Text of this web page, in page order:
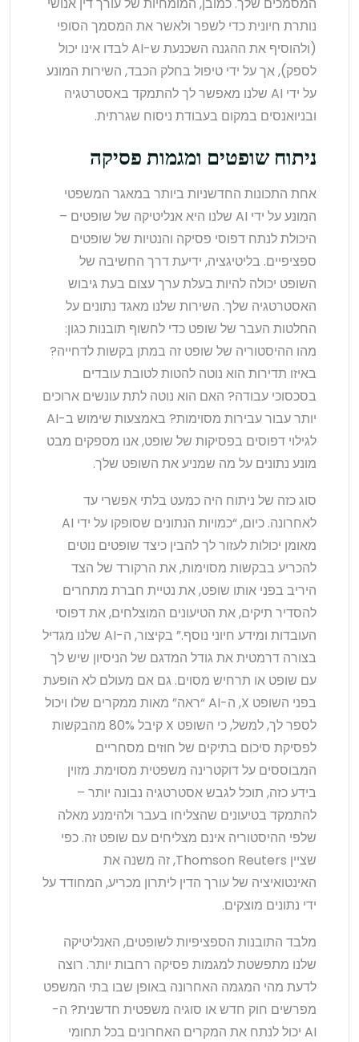
נותרת חיונית כדי לשפר ולאשר את המסמך הסופי
(ולהוסיף את ההגנה השכנעת ש-AI לבדו אינו יכול
לספק), אך על ידי טיפול בחלק הכבד, השירות המונע
על ידי AI שלנו מאפשר לך להתמקד באסטרטגיה
ובניואנסים במקום בעבודת ניסוח שגרתית.
ניתוח שופטים ומגמות פסיקה
אחת התכונות החדשניות ביותר במאגר המשפטי
המונע על ידי AI שלנו היא אנליטיקה של שופטים –
היכולת לנתח דפוסי פסיקה והנטיות של שופטים
ספציפיים. בליטיגציה, ידיעת דרך החשיבה של
השופט יכולה להיות בעלת ערך עצום בעת גיבוש
האסטרטגיה שלך. השירות שלנו מאגד נתונים על
החלטות העבר של שופט כדי לחשוף תובנות כגון:
מהו ההיסטוריה של שופט זה במתן בקשות לדחייה?
באיזו תדירות הוא נוטה להטות לטובת עובדים
בסכסוכי עבודה? האם הוא נוטה לתת עונשים ארוכים
יותר עבור עבירות מסוימות? באמצעות שימוש ב-AI
לגילוי דפוסים בפסיקות של שופט, אנו מספקים מבט
מונע נתונים על מה שמניע את השופט שלך.
סוג כזה של ניתוח היה כמעט בלתי אפשרי עד
לאחרונה. כיום, “כמויות הנתונים שסופקו על ידי AI
מאומן יכולות לעזור לך להבין כיצד שופטים נוטים
להכריע בבקשות מסוימות, את הרקורד של הצד
היריב בפני אותו שופט, את נטיית חברת מתחרים
להסדיר תיקים, את הטיעונים המוצלחים, את דפוסי
העובדות ומידע חיוני נוסף.” בקיצור, ה-AI שלנו מגדיל
בצורה דרמטית את גודל המדגם של הניסיון שיש לך
עם שופט או תרחיש מסוים. גם אם מעולם לא הופעת
בפני השופט X, ה-AI “ראה” מאות ממקרים שלו ויכול
לספר לך, למשל, כי השופט X קיבל 80% מהבקשות
לפסיקת סיכום בתיקים של חוזים מסחריים
המבוססים על דוקטרינה משפטית מסוימת. מזוין
בידע כזה, תוכל לגבש אסטרטגיה נבונה יותר –
להתמקד בטיעונים שהצליחו בעבר ולהימנע מאלה
שלפי ההיסטוריה אינם מצליחים עם שופט זה. כפי
שציין Thomson Reuters, זה משנה את
האינטואיציה של עורך הדין ליתרון מכריע, המחודד על
ידי נתונים מוצקים.
מלבד התובנות הספציפיות לשופטים, האנליטיקה
שלנו מתפשטת למגמות פסיקה רחבות יותר. רוצה
לדעת מהי המגמה האחרונה באופן שבו בתי המשפט
מפרשים חוק חדש או סוגיה משפטית חדשנית? ה-
AI יכול לנתח את המקרים האחרונים בכל תחומי